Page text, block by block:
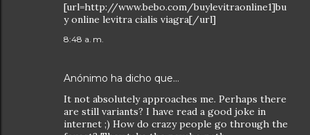
[url=http://www.bebo.com/buylevitraonline1]bu
y online levitra cialis viagra[/url]
8:48 a. m.
Anónimo ha dicho que…
It not absolutely approaches me. Perhaps there
are still variants? I have read a good joke in
internet ;) How do crazy people go through the